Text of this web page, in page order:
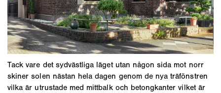
Tack vare det sydvästliga läget utan någon sida mot norr
skiner solen nästan hela dagen genom de nya träfönstren
vilka är utrustade med mittbalk och betongkanter vilket är